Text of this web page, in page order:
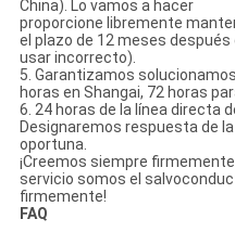
China). Lo vamos a hacer
proporcione libremente
el plazo de 12 meses
usar incorrecto).
5. Garantizamos
horas en Shangai, 72 horas
6. 24 horas de la línea directa
Designaremos respuesta de
oportuna.
¡Creemos siempre
servicio somos el
firmemente!
FAQ